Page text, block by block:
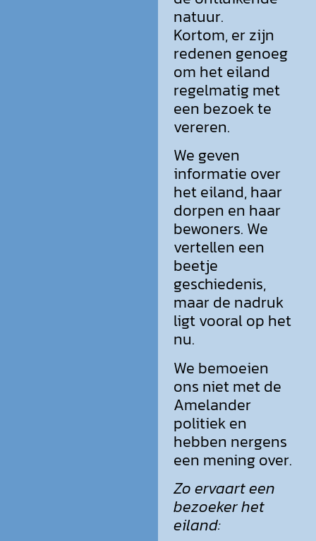
natuur.
Kortom, er zijn
redenen genoeg
om het eiland
regelmatig met
een bezoek te
vereren.
We geven
informatie over
het eiland, haar
dorpen en haar
bewoners. We
vertellen een
beetje
geschiedenis,
maar de nadruk
ligt vooral op het
nu.
We bemoeien
ons niet met de
Amelander
politiek en
hebben nergens
een mening over.
Zo ervaart een
bezoeker het
eiland: